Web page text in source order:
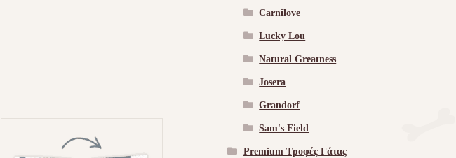
Carnilove
Lucky Lou
Natural Greatness
Josera
Grandorf
Sam's Field
Premium Τροφές Γάτας